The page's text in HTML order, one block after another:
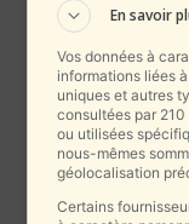
En savoir
Vos données à
informations liées
uniques et autres
consultées par
ou utilisées
nous-mêmes
géolocalisation
Certains